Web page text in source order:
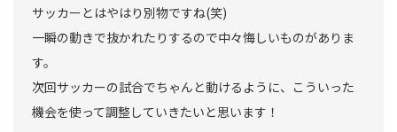
サッカーとはやはり別物ですね(笑)
一瞬の動きで抜かれたりするので中々悔しいものがありま
す。
次回サッカーの試合でちゃんと動けるように、こういった
機会を使って調整していきたいと思います！